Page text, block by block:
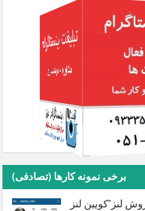
برخی نمونه کارها (تصادفی)